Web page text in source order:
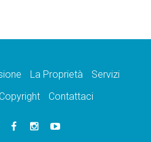
La Proprietà
Servizi
Copyright Contattaci